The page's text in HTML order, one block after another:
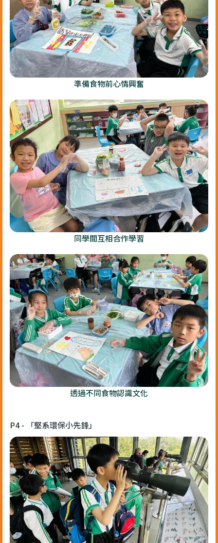
準備食物前心情興奮
同學間互相合作學習
透過不同食物認識文化
P4 - 「堅系環保小先鋒」